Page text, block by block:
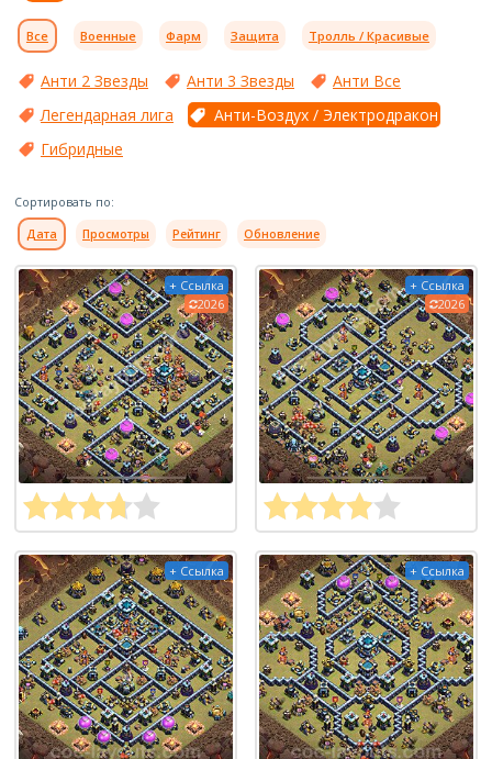
Все Военные Фарм Защита Тролль / Красивые
Анти 2 Звезды Анти 3 Звезды
Анти Все
Легендарная лига
Анти-Воздух / Электродракон
Гибридные
Сортировать по:
Дата Просмотры Рейтинг Обновление
+ Ссылка
2026
+ Ссылка
2026
+ Ссылка + Ссылка